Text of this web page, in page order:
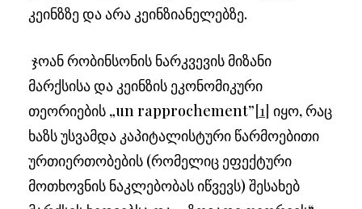
კეინზზე და არა კეინზიანელებზე.
ჯოან რობინსონის ნარკვევის მიზანი
მარქსისა და კეინზის ეკონომიკური
თეორიების „un rapprochement”[1] იყო, რაც
ხაზს უსვამდა კაპიტალისტური წარმოებითი
ურთიერთობების (რომელიც ეფექტური
მოთხოვნის ნაკლებობას იწვევს) შესახებ